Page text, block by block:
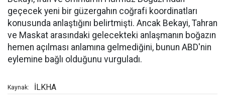
geçecek yeni bir güzergahın coğrafi koordinatları
konusunda anlaştığını belirtmişti. Ancak Bekayi, Tahran
ve Maskat arasındaki gelecekteki anlaşmanın boğazın
hemen açılması anlamına gelmediğini, bunun ABD'nin
eylemine bağlı olduğunu vurguladı.
Kaynak: İLKHA